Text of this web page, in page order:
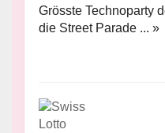
Grösste Technoparty
die Street Parade ... »